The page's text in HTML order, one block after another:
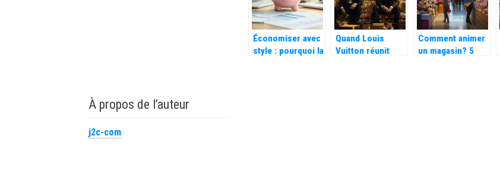
maison
activité
professionnelle ?
Économiser avec
style : pourquoi la
Quand Louis
Vuitton réunit
Comment animer
un magasin? 5
À propos de l’auteur
j2c-com